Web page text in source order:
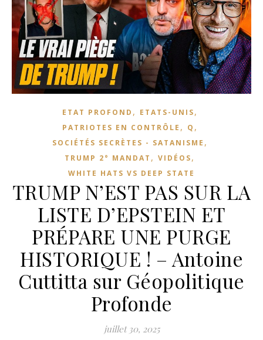
ETAT PROFOND , ETATS-UNIS,
PATRIOTES EN CONTRÔLE , Q ,
SOCIÉTÉS SECRÈTES - SATANISME ,
TRUMP 2° MANDAT , VIDÉOS,
WHITE HATS VS DEEP STATE
TRUMP N’EST PAS SUR LA
LISTE D’EPSTEIN ET
PRÉPARE UNE PURGE
HISTORIQUE ! – Antoine
Cuttitta sur Géopolitique
Profonde
juillet 30, 2025